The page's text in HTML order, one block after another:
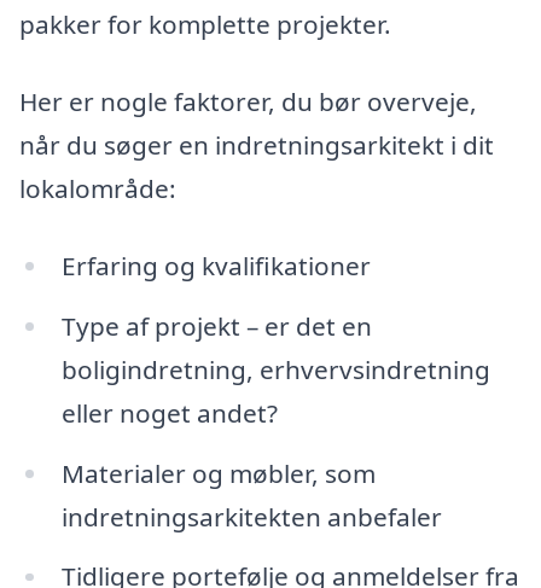
pakker for komplette projekter.
Her er nogle faktorer, du bør overveje,
når du søger en indretningsarkitekt i dit
lokalområde:
Erfaring og kvalifikationer
Type af projekt – er det en
boligindretning, erhvervsindretning
eller noget andet?
Materialer og møbler, som
indretningsarkitekten anbefaler
Tidligere portefølje og anmeldelser fra